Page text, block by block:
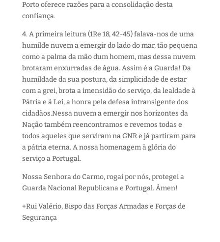
Portooferece razões paraa consolidação desta
confiança.
4.A primeira leitura(1Re 18, 42-45)falava-nos de uma
humilde nuvem a emergir do lado do mar, tão pequena
como a palma da mão dum homem, mas dessa nuvem
brotaram enxurradas de água. Assim é a Guarda! Da
humildade da sua postura, da simplicidade de estar
com a grei, brota a imensidão do serviço, da lealdade à
Pátria e à Lei, a honra pela defesa intransigente dos
cidadãos.Nessa nuvem a emergir nos horizontes da
Nação também reencontramos e revemos todas e
todos aqueles que serviram na GNR e já partiram para
a pátria eterna. A nossa homenagem à glória do
serviço a Portugal.
Nossa Senhora do Carmo, rogai por nós, protegei a
Guarda Nacional Republicana e Portugal.Ámen!
+Rui Valério,Bispo das Forças Armadas e Forças de
Segurança